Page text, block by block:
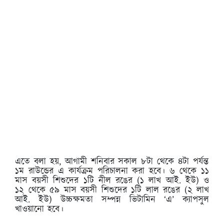
এতে বলা হয়, আগামী শনিবার সকাল ৮টা থেকে ৪টা পর্যন্ত
১ম রাউন্ডের এ কার্যক্রম পরিচালনা করা হবে। ৬ থেকে ১১
মাস বয়সী শিশুদের ১টি নীল রঙের (১ লাখ আই. ইউ) ও
১২ থেকে ৫৯ মাস বয়সী শিশুদের ১টি লাল রঙের (২ লাখ
আই. ইউ) উচ্চক্ষমতা সম্পন্ন ভিটামিন ‘এ’ ক্যাপসুল
খাওয়ানো হবে।